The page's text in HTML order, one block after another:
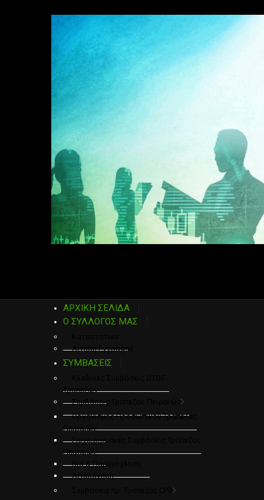
ΑΡΧΙΚΗ ΣΕΛΙΔΑ
Ο ΣΥΛΛΟΓΟΣ ΜΑΣ
Αιτηση Εγγραφης
ΣΥΜΒΑΣΕΙΣ
Τραπεζών
Συμβάσεις Τράπεζας Πειραιώς
Οργανισμός Προσωπικού Τράπεζας
Πειραιώς
Επιχειρησιακές Συμβάσεις Τράπεζας
Πειραιώς
Βία & Παρενόχληση
Αξιολόγηση
Συμβάσεις πρ. Τράπεζας CPB